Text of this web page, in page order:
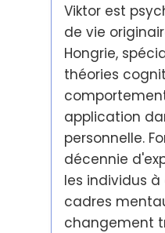
Viktor est
de vie
Hongrie,
théories
application
personnelle.
décennie
les individus à
cadres
changement